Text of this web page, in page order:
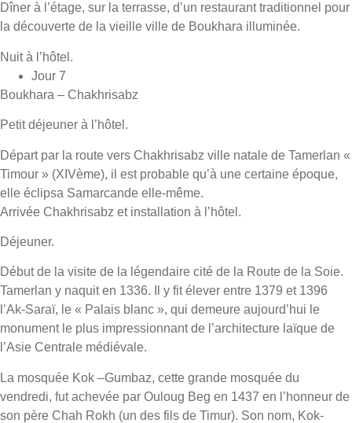
Dîner à l’étage, sur la terrasse, d’un restaurant traditionnel pour
la découverte de la vieille ville de Boukhara illuminée.
Nuit à l’hôtel.
Jour 7
Boukhara – Chakhrisabz
Petit déjeuner à l’hôtel.
Départ par la route vers Chakhrisabz ville natale de Tamerlan «
Timour » (XIVème), il est probable qu’à une certaine époque,
elle éclipsa Samarcande elle-même.
Arrivée Chakhrisabz et installation à l’hôtel.
Déjeuner.
Début de la visite de la légendaire cité de la Route de la Soie.
Tamerlan y naquit en 1336. Il y fit élever entre 1379 et 1396
l’Ak-Saraï, le « Palais blanc », qui demeure aujourd’hui le
monument le plus impressionnant de l’architecture laïque de
l’Asie Centrale médiévale.
La mosquée Kok –Gumbaz, cette grande mosquée du
vendredi, fut achevée par Ouloug Beg en 1437 en l’honneur de
son père Chah Rokh (un des fils de Timur). Son nom, Kok-